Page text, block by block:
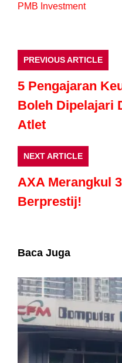
PMB Investment
PREVIOUS ARTICLE
5 Pengajaran
Boleh Dipelajari
Atlet
NEXT ARTICLE
AXA Merangkul
Berprestij!
Baca Juga